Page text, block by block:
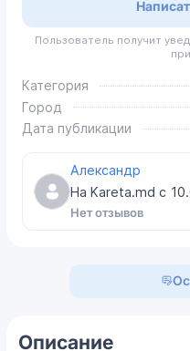
Пользователь получит
Категория
Город
Дата публикации
Александр
На Kareta.md с
Нет отзывов
Описание